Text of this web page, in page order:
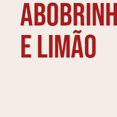
e limão